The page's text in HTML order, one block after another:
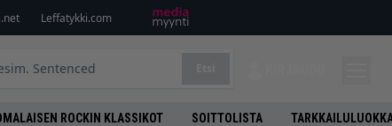
Leffatykki.com
ROCKIN KLASSIKOT SOITTOLISTA